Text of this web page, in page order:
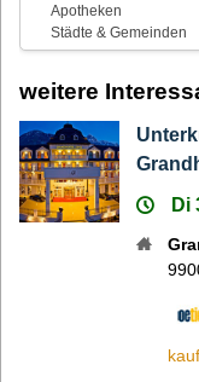
Apotheken
Städte & Gemeinden
weitere
Di